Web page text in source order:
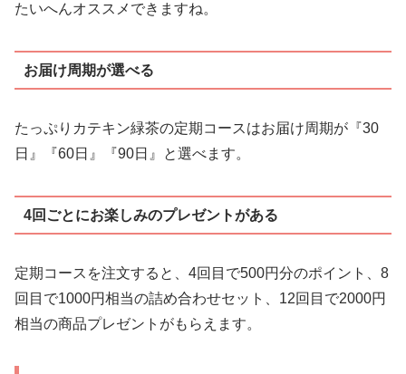
たいへんオススメできますね。
お届け周期が選べる
たっぷりカテキン緑茶の定期コースはお届け周期が『30
日』『60日』『90日』と選べます。
4回ごとにお楽しみのプレゼントがある
定期コースを注文すると、4回目で500円分のポイント、8
回目で1000円相当の詰め合わせセット、12回目で2000円
相当の商品プレゼントがもらえます。